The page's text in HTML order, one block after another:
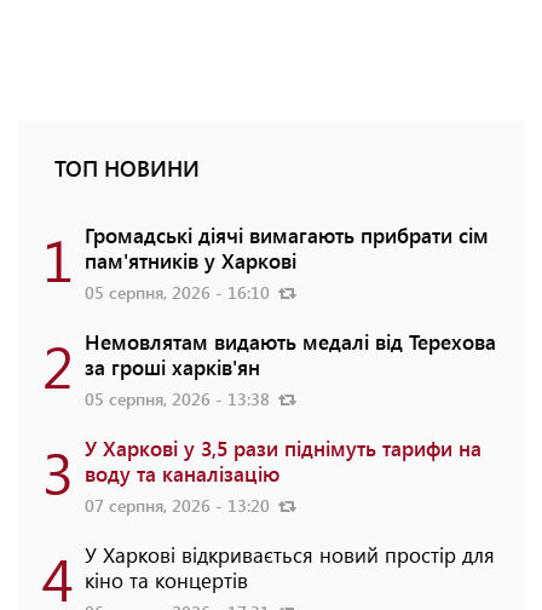
ТОП НОВИНИ
1 Громадські діячі вимагають прибрати сім
пам'ятників у Харкові
05 серпня, 2026 - 16:10
2 Немовлятам видають медалі від Терехова
за гроші харків'ян
05 серпня, 2026 - 13:38
3 У Харкові у 3,5 рази піднімуть тарифи на
воду та каналізацію
07 серпня, 2026 - 13:20
4 У Харкові відкривається новий простір для
кіно та концертів